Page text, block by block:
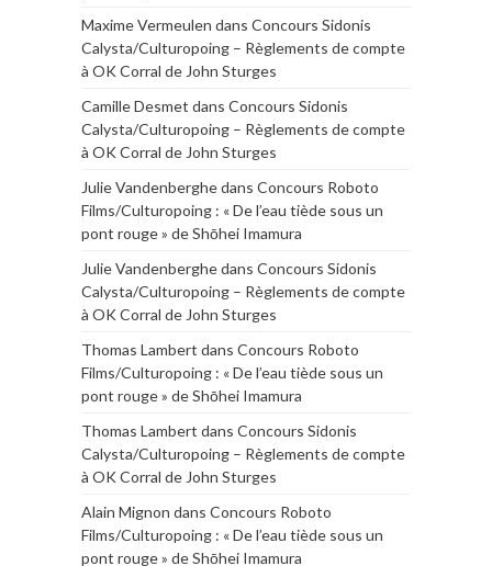
Maxime Vermeulen dans Concours Sidonis
Calysta/Culturopoing – Règlements de compte
à OK Corral de John Sturges
Camille Desmet dans Concours Sidonis
Calysta/Culturopoing – Règlements de compte
à OK Corral de John Sturges
Julie Vandenberghedans Concours Roboto
Films/Culturopoing : « De l’eau tiède sous un
pont rouge » de Shōhei Imamura
Julie Vandenberghedans Concours Sidonis
Calysta/Culturopoing – Règlements de compte
à OK Corral de John Sturges
Thomas Lambert dans Concours Roboto
Films/Culturopoing : « De l’eau tiède sous un
pont rouge » de Shōhei Imamura
Thomas Lambert dans Concours Sidonis
Calysta/Culturopoing – Règlements de compte
à OK Corral de John Sturges
Alain Mignon dans Concours Roboto
Films/Culturopoing : « De l’eau tiède sous un
pont rouge » de Shōhei Imamura